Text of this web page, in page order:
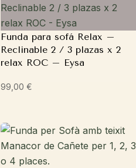
Funda para sofá Relax –
Reclinable 2 / 3 plazas x 2
relax ROC – Eysa
99,00€